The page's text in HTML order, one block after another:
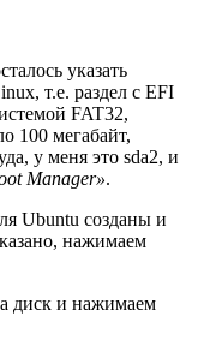
указать
т.е. раздел с EFI
FAT32,
100 мегабайт,
у меня это sda2, и
Manager».
Ubuntu созданы и
нажимаем
диск и нажимаем